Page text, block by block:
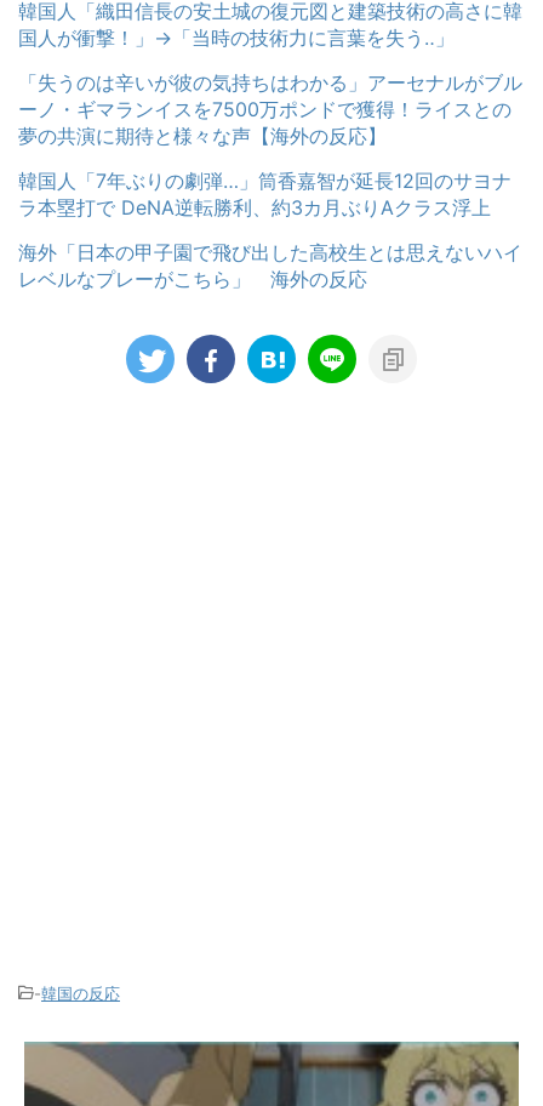
韓国人「織田信長の安土城の復元図と建築技術の高さに韓
国人が衝撃！」→「当時の技術力に言葉を失う‥」
「失うのは辛いが彼の気持ちはわかる」アーセナルがブル
ーノ・ギマランイスを7500万ポンドで獲得！ライスとの
夢の共演に期待と様々な声【海外の反応】
韓国人「7年ぶりの劇弾…」筒香嘉智が延長12回のサヨナ
ラ本塁打で DeNA逆転勝利、約3カ月ぶりAクラス浮上
海外「日本の甲子園で飛び出した高校生とは思えないハイ
レベルなプレーがこちら」 海外の反応
-韓国の反応